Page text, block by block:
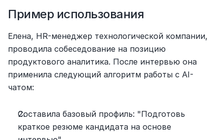
Пример использования
Елена, HR-менеджер технологической компании,
проводила собеседование на позицию
продуктового аналитика. После интервью она
применила следующий алгоритм работы с AI-
чатом:
Составила базовый профиль: "Подготовь
краткое резюме кандидата на основе